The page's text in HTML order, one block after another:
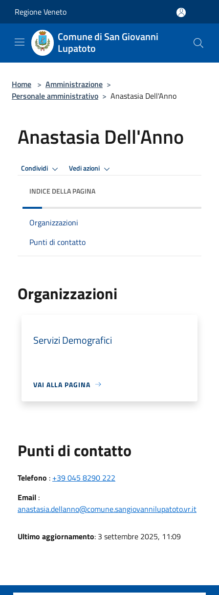
Regione Veneto
Comune di San Giovanni
Lupatoto
Home > Amministrazione >
Personale amministrativo > Anastasia Dell'Anno
Anastasia Dell'Anno
Condividi Vedi azioni
INDICE DELLA PAGINA
Organizzazioni
Punti di contatto
Organizzazioni
Servizi Demografici
VAI ALLA PAGINA
Punti di contatto
Telefono : +39 045 8290 222
Email :
anastasia.dellanno@comune.sangiovannilupatoto.vr.it
Ultimo aggiornamento: 3 settembre 2025, 11:09